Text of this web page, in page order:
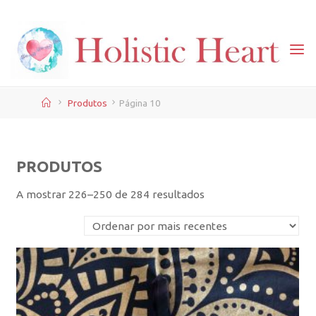
content
HomeProdutos Página 10
PRODUTOS
A mostrar 226–250 de 284 resultados
recentes